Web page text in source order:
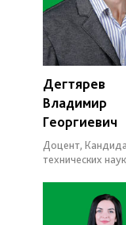
Дегтярев
Владимир
Георгиевич
Доцент,
технических